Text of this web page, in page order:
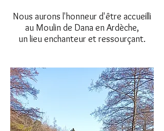
Nous aurons l'honneur d'être accueilli
au Moulin de Dana en Ardèche,
un lieu enchanteur et ressourçant.